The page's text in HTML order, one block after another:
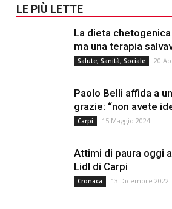
LE PIÙ LETTE
La dieta
ma una terapia
Salute, Sanità, Sociale 20
Paolo Belli affida a
grazie: “non avete
Carpi 15 Maggio 2024
Attimi di paura oggi
Lidl di Carpi
Cronaca 13 Dicembre 2022